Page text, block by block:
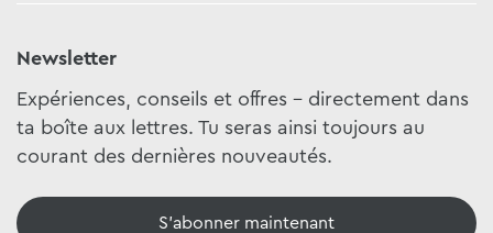
Newsletter
Expériences, conseils et offres - directement dans
ta boîte aux lettres. Tu seras ainsi toujours au
courant des dernières nouveautés.
S'abonner maintenant